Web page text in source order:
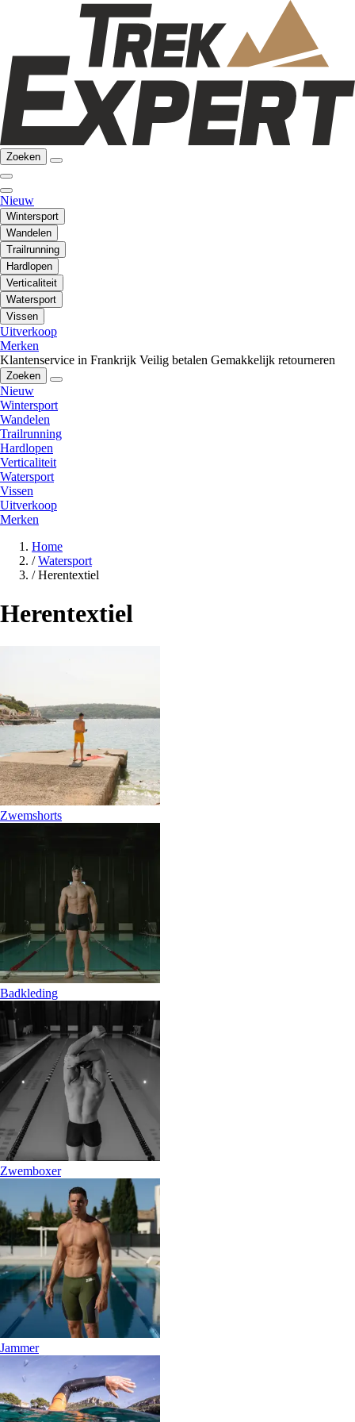
Zoeken
Nieuw
Wintersport
Wandelen
Trailrunning
Hardlopen
Verticaliteit
Watersport
Vissen
Uitverkoop
Merken
Klantenservice in Frankrijk Veilig betalen Gemakkelijk retourneren
Zoeken
Nieuw
Wintersport
Wandelen
Trailrunning
Hardlopen
Verticaliteit
Watersport
Vissen
Uitverkoop
Merken
Home
/ Watersport
/ Herentextiel
Herentextiel
Zwemshorts
Badkleding
Zwemboxer
Jammer